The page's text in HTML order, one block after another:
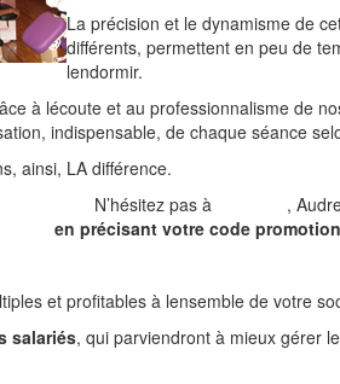
La précision et le dynamisme de
différents, permettent en peu de
lendormir.
à lécoute et au professionnalisme de
indispensable, de chaque séance
ainsi, LA différence.
N’hésitez pas à
,
en précisant votre code
et profitables à lensemble de votre
salariés, qui parviendront à mieux gérer